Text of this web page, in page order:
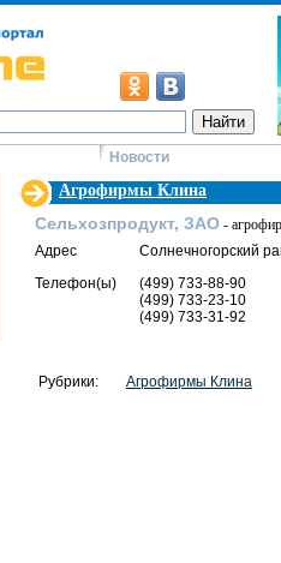
Новости
Агрофирмы Клина
Сельхозпродукт, ЗАО -
Адрес
Солнечногорский
Телефон(ы)
(499) 733-88-90
(499) 733-23-10
(499) 733-31-92
Рубрики: Агрофирмы Клина